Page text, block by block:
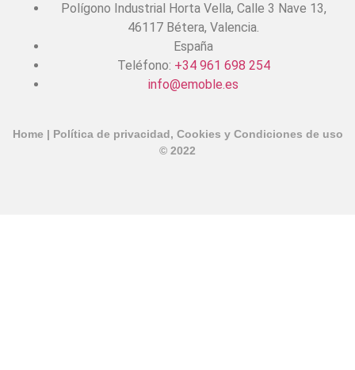
Polígono Industrial Horta Vella, Calle 3 Nave 13,
46117 Bétera, Valencia.
España
Teléfono: +34 961 698 254
info@emoble.es
Home | Política de privacidad, Cookies y Condiciones de uso
© 2022